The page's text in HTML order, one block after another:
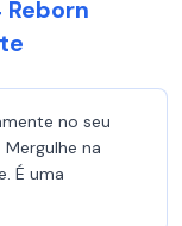
no seu
na
É uma